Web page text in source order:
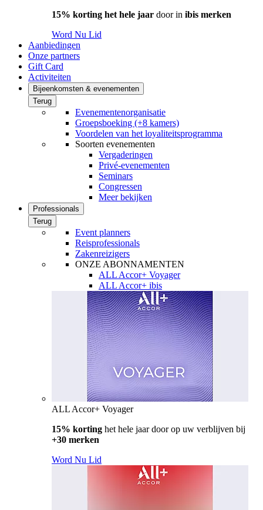
15% korting het hele jaar door in ibis merken
Word Nu Lid
Aanbiedingen
Onze partners
Gift Card
Activiteiten
Bijeenkomsten & evenementen
Terug
Evenementenorganisatie
Groepsboeking (+8 kamers)
Voordelen van het loyaliteitsprogramma
Soorten evenementen
Vergaderingen
Privé-evenementen
Seminars
Congressen
Meer bekijken
Professionals
Terug
Event planners
Reisprofessionals
Zakenreizigers
ONZE ABONNAMENTEN
ALL Accor+ Voyager
ALL Accor+ ibis
ALL Accor+ Voyager
15% korting het hele jaar door op uw verblijven bij
+30 merken
Word Nu Lid